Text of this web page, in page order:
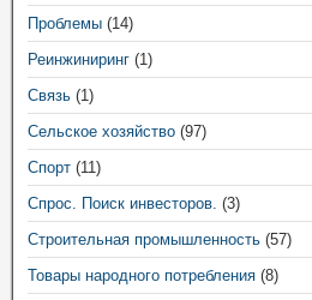
Проблемы (14)
Реинжиниринг (1)
Связь (1)
Сельское хозяйство (97)
Спорт (11)
Спрос. Поиск инвесторов. (3)
Строительная промышленность (57)
Товары народного потребления (8)